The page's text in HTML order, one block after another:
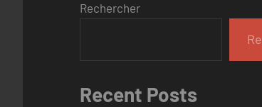
Rechercher
Recent Posts